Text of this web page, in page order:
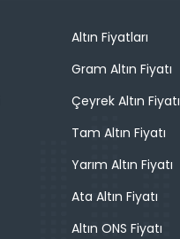
Altın Fiyatları
Gram Altın Fiyatı
Çeyrek Altın Fiyatı
Tam Altın Fiyatı
Yarım Altın Fiyatı
Ata Altın Fiyatı
Altın ONS Fiyatı